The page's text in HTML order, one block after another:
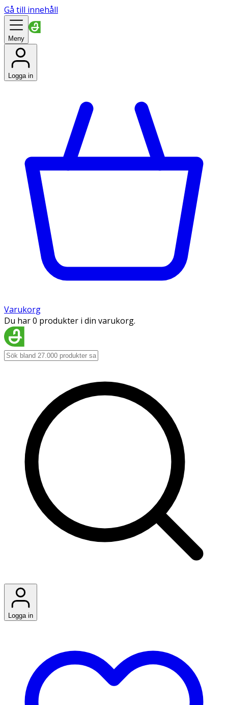
Gå till innehåll
Meny
Logga in
Varukorg
Du har 0 produkter i din varukorg.
Logga in